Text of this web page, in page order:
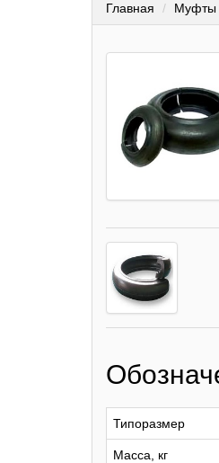
Главная Муфты
Типоразмер
Масса, кг